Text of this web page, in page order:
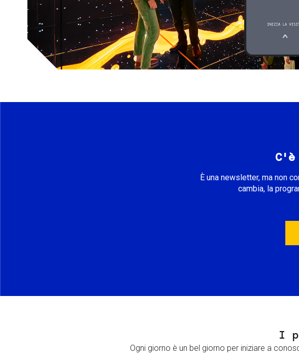
È una newsletter, ma non
cambia, la
I
Ogni giorno è un bel giorno per iniziare a